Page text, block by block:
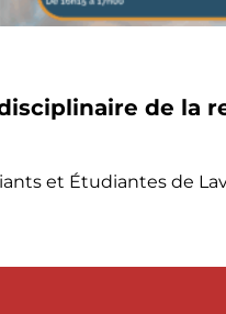
de la
et Étudiantes de